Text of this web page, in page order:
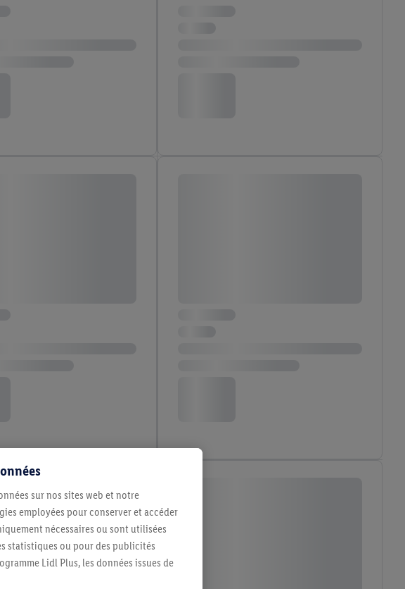
sur nos sites web et notre
employées pour conserver et accéder
nécessaires ou sont utilisées
statistiques ou pour des publicités
Lidl Plus, les données issues de